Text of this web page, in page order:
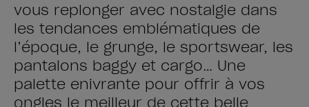
vous replonger avec nostalgie dans
les tendances emblématiques de
l’époque, le grunge, le sportswear, les
pantalons baggy et cargo… Une
palette enivrante pour offrir à vos
ongles le meilleur de cette belle